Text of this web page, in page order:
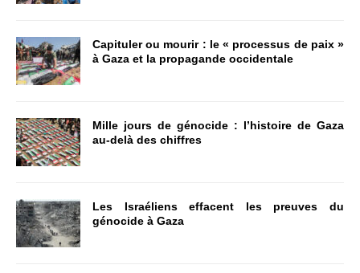
Capituler ou mourir : le « processus de paix »
à Gaza et la propagande occidentale
Mille jours de génocide : l’histoire de Gaza
au-delà des chiffres
Les Israéliens effacent les preuves du
génocide à Gaza